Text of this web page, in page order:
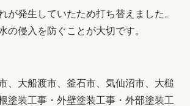
が発生していたため打ち替えました。
の侵入を防ぐことが大切です。
、大船渡市、釜石市、気仙沼市、大槌
塗装工事・外壁塗装工事・外部塗装工